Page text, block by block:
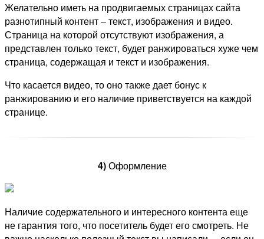
Желательно иметь на продвигаемых страницах сайта
разнотипный контент – текст, изображения и видео.
Страница на которой отсутствуют изображения, а
представлен только текст, будет ранжироваться хуже чем
страница, содержащая и текст и изображения.
Что касается видео, то оно также дает бонус к
ранжированию и его наличие приветствуется на каждой
странице.
4)Оформление
Наличие содержательного и интересного контента еще
не гарантия того, что посетитель будет его смотреть. Не